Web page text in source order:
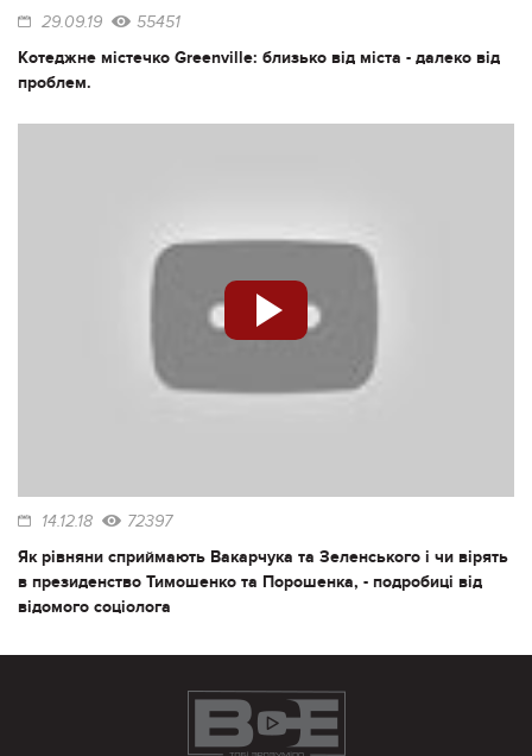
29.09.19 55451
Котеджне містечко Greenville: близько від міста - далеко від
проблем.
14.12.18 72397
Як рівняни сприймають Вакарчука та Зеленського і чи вірять
в президенство Тимошенко та Порошенка, - подробиці від
відомого соціолога